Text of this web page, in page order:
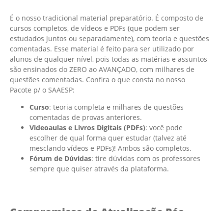
É o nosso tradicional material preparatório. É composto de
cursos completos, de vídeos e PDFs (que podem ser
estudados juntos ou separadamente), com teoria e questões
comentadas. Esse material é feito para ser utilizado por
alunos de qualquer nível, pois todas as matérias e assuntos
são ensinados do ZERO ao AVANÇADO, com milhares de
questões comentadas. Confira o que consta no nosso
Pacote p/ o SAAESP:
Curso: teoria completa e milhares de questões
comentadas de provas anteriores.
Videoaulas e Livros Digitais (PDFs): você pode
escolher de qual forma quer estudar (talvez até
mesclando vídeos e PDFs)! Ambos são completos.
Fórum de Dúvidas: tire dúvidas com os professores
sempre que quiser através da plataforma.